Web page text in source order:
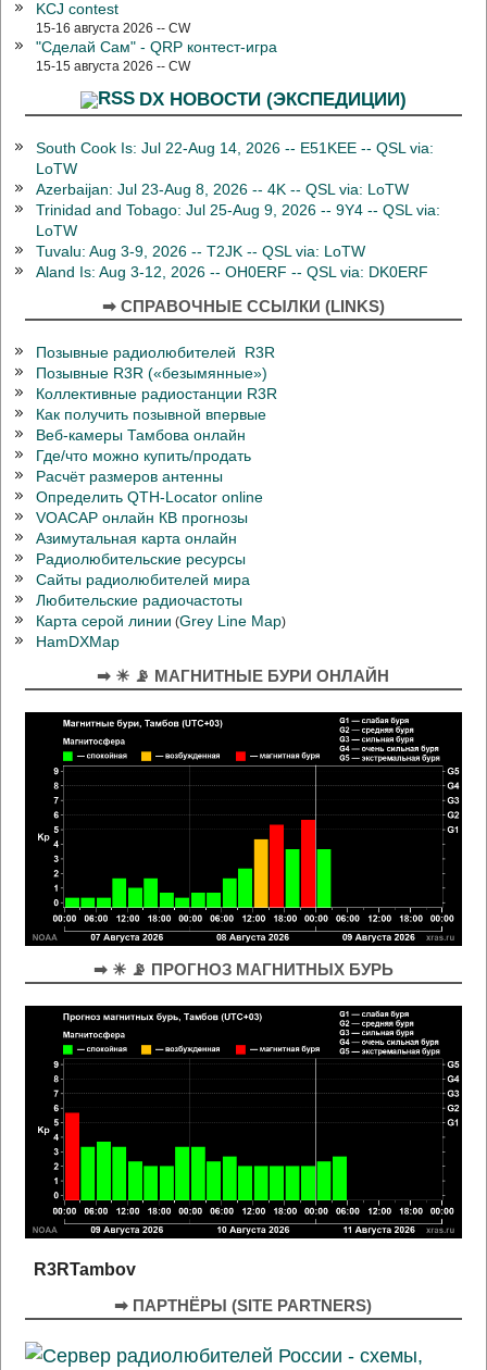
KCJ contest
15-16 августа 2026 -- CW
"Сделай Сам" - QRP контест-игра
15-15 августа 2026 -- CW
DX НОВОСТИ (ЭКСПЕДИЦИИ)
South Cook Is: Jul 22-Aug 14, 2026 -- E51KEE -- QSL via:
LoTW
Azerbaijan: Jul 23-Aug 8, 2026 -- 4K -- QSL via: LoTW
Trinidad and Tobago: Jul 25-Aug 9, 2026 -- 9Y4 -- QSL via:
LoTW
Tuvalu: Aug 3-9, 2026 -- T2JK -- QSL via: LoTW
Aland Is: Aug 3-12, 2026 -- OH0ERF -- QSL via: DK0ERF
➡ СПРАВОЧНЫЕ ССЫЛКИ (LINKS)
Позывные радиолюбителей R3R
Позывные R3R («безымянные»)
Коллективные радиостанции R3R
Как получить позывной впервые
Веб-камеры Тамбова онлайн
Где/что можно купить/продать
Расчёт размеров антенны
Определить QTH-Locator online
VOACAP онлайн КВ прогнозы
Азимутальная карта онлайн
Радиолюбительские ресурсы
Сайты радиолюбителей мира
Любительские радиочастоты
Карта серой линии (Grey Line Map)
HamDXMap
➡ ☀ 📡 МАГНИТНЫЕ БУРИ ОНЛАЙН
➡ ☀ 📡 ПРОГНОЗ МАГНИТНЫХ БУРЬ
R3RTambov
➡ ПАРТНЁРЫ (SITE PARTNERS)